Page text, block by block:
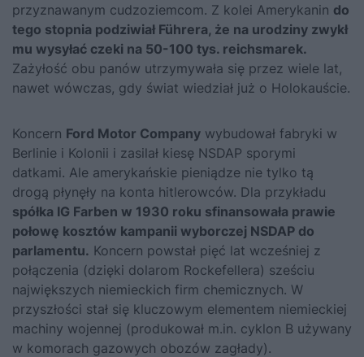
przyznawanym cudzoziemcom. Z kolei Amerykanin do
tego stopnia podziwiał Führera, że na urodziny zwykł
mu wysyłać czeki na 50-100 tys. reichsmarek.
Zażyłość obu panów utrzymywała się przez wiele lat,
nawet wówczas, gdy świat wiedział już o Holokauście.
Koncern Ford Motor Company wybudował fabryki w
Berlinie i Kolonii i zasilał kiesę NSDAP sporymi
datkami. Ale amerykańskie pieniądze nie tylko tą
drogą płynęły na konta hitlerowców. Dla przykładu
spółka IG Farben w 1930 roku sfinansowała prawie
połowę kosztów kampanii wyborczej NSDAP do
parlamentu. Koncern powstał pięć lat wcześniej z
połączenia (dzięki dolarom Rockefellera) sześciu
największych niemieckich firm chemicznych. W
przyszłości stał się kluczowym elementem niemieckiej
machiny wojennej (produkował m.in. cyklon B używany
w komorach gazowych obozów zagłady).